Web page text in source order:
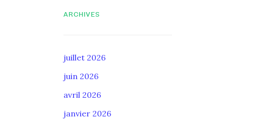
ARCHIVES
juillet 2026
juin 2026
avril 2026
janvier 2026